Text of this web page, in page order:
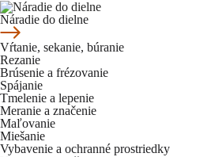
Náradie do dielne
Vŕtanie, sekanie, búranie
Rezanie
Brúsenie a frézovanie
Spájanie
Tmelenie a lepenie
Meranie a značenie
Maľovanie
Miešanie
Vybavenie a ochranné prostriedky